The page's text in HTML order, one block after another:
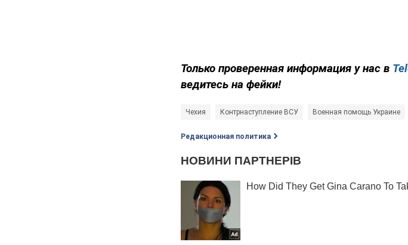
Только проверенная информация у нас в
ведитесь на фейки!
Чехия Контрнаступление ВСУ Военная помощь Украине
Редакционная политика